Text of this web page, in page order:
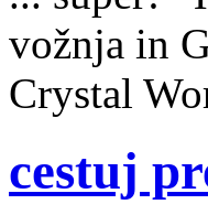
vožnja in
Crystal
cestuj